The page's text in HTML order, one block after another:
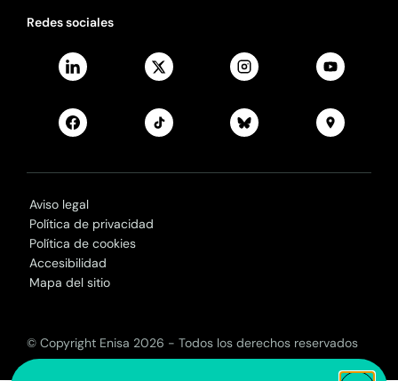
Redes sociales
Aviso legal
Política de privacidad
Política de cookies
Accesibilidad
Mapa del sitio
© Copyright Enisa 2026 - Todos los derechos reservados